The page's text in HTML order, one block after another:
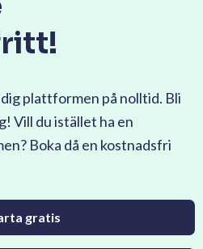
plattformen på nolltid. Bli
Vill du istället ha en
Boka då en kostnadsfri
gratis